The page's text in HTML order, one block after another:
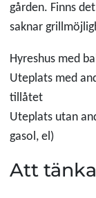
gården. Finns
saknar
Hyreshus med
Uteplats med
tillåtet
Uteplats utan
gasol, el)
Att